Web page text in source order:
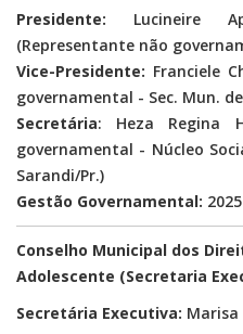
Presidente:
Lucineire
(Representante não
Vice-Presidente: Franciele
governamental - Sec. Mun.
Secretária: Heza Regina
governamental - Núcleo
Sarandi/Pr.)
Gestão Governamental:
Conselho Municipal dos
Adolescente (Secretaria
Secretária Executiva: Marisa